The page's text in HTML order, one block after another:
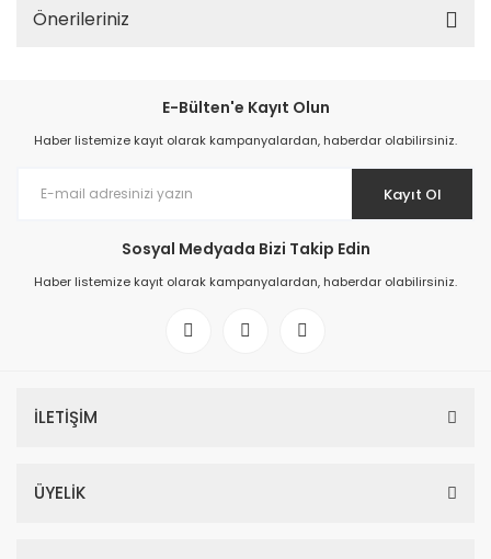
Önerileriniz
E-Bülten'e Kayıt Olun
Haber listemize kayıt olarak kampanyalardan, haberdar olabilirsiniz.
Kayıt Ol
Sosyal Medyada Bizi Takip Edin
Haber listemize kayıt olarak kampanyalardan, haberdar olabilirsiniz.
İLETİŞİM
ÜYELİK